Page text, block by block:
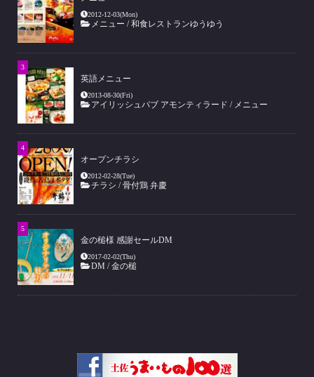
2012-12-03(Mon)
メニュー /和食レストランゆうゆう
英語メニュー
2013-08-30(Fri)
アイリッシュパブ アモンティラード / メニュー
オープンチラシ
2012-02-28(Tue)
チラシ /骨付鶏 弁慶
金の槌様 感謝セールDM
2017-02-02(Thu)
DM /金の槌